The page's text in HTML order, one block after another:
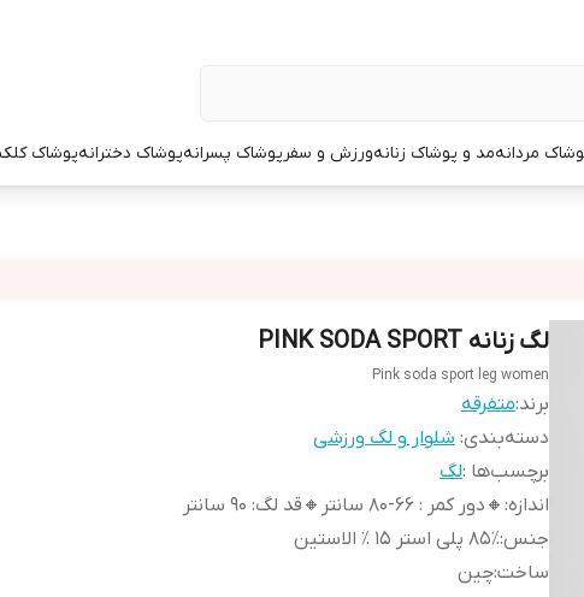
مردانهمد و پوشاک زنانهورزش و سفرپوشاک پسرانهپوشاک دخترانهپوشاک
لگ زنانه PINK SODA SPORT
Pink soda sport leg women
برند:متفرقه
دسته‌بندی: شلوار و لگ ورزشی
برچسب‌ها :لگ
اندازه: 🔸️دور کمر : ۶۶-۸۰ سانتر🔸️قد لگ: ۹۰ سانتر
جنس:۸۵٪ پلی استر ۱۵ ٪ الاستین
ساخت:چین